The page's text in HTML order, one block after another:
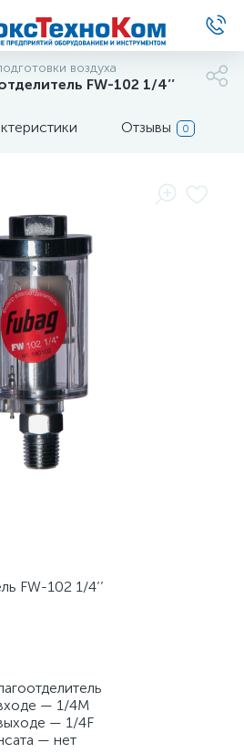
воздуха
FW-102 1/4’’
Отзывы 0
FW-102 1/4’’
— 1/4М
— 1/4F
— нет